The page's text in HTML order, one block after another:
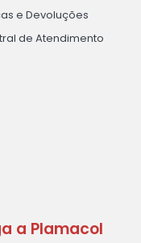
e Devoluções
de Atendimento
a Plamacol